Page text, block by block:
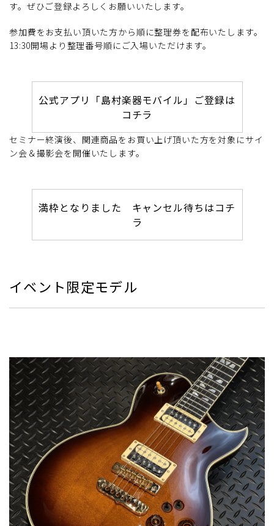
す。ぜひご登録よろしくお願いいたします。
参加費をお支払い頂いた方から順に整理券を配布いたします。
13:30開場より整理番号順にご入場いただけます。
公式アプリ「島村楽器モバイル」ご登録は
コチラ
セミナー終演後、関連商品をお買い上げ頂いた方を対象にサイ
ン会＆撮影会を開催いたします。
満枠となりました キャンセル待ちはコチ
ラ
イベント限定モデル